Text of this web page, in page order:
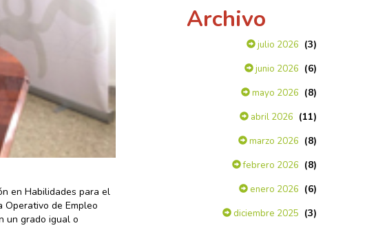
en Habilidades para el
Operativo de Empleo
un grado igual o
Archivo
julio 2026 (3)
junio 2026 (6)
mayo 2026 (8)
abril 2026 (11)
marzo 2026 (8)
febrero 2026 (8)
enero 2026 (6)
diciembre 2025 (3)